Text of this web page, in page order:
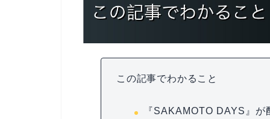
この記事でわかること
『SAKAMOTO DAYS』